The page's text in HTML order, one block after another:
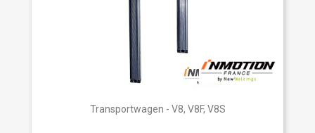
Transportwagen - V8, V8F, V8S